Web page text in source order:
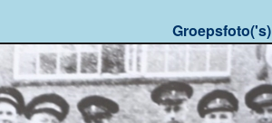
Groepsfoto('s)